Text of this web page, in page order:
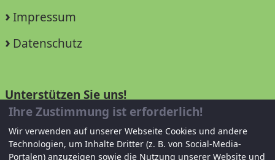
Impressum
Datenschutz
Unterstützen Sie uns!
Mitglied werden
Spenden und helfen
Ihre Zustimmung ist erforderlich!
Wir verwenden auf unserer Webseite Cookies und andere
Technologien, um Inhalte Dritter (z. B. von Social-Media-
Portalen) anzuzeigen sowie die Nutzung unserer Website und